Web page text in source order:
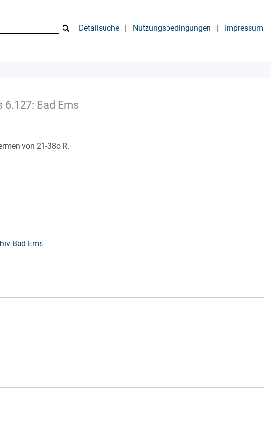
Detailsuche | Nutzungsbedingungen | Impressum
6.127: Bad Ems
von 21-38o R.
Bad Ems